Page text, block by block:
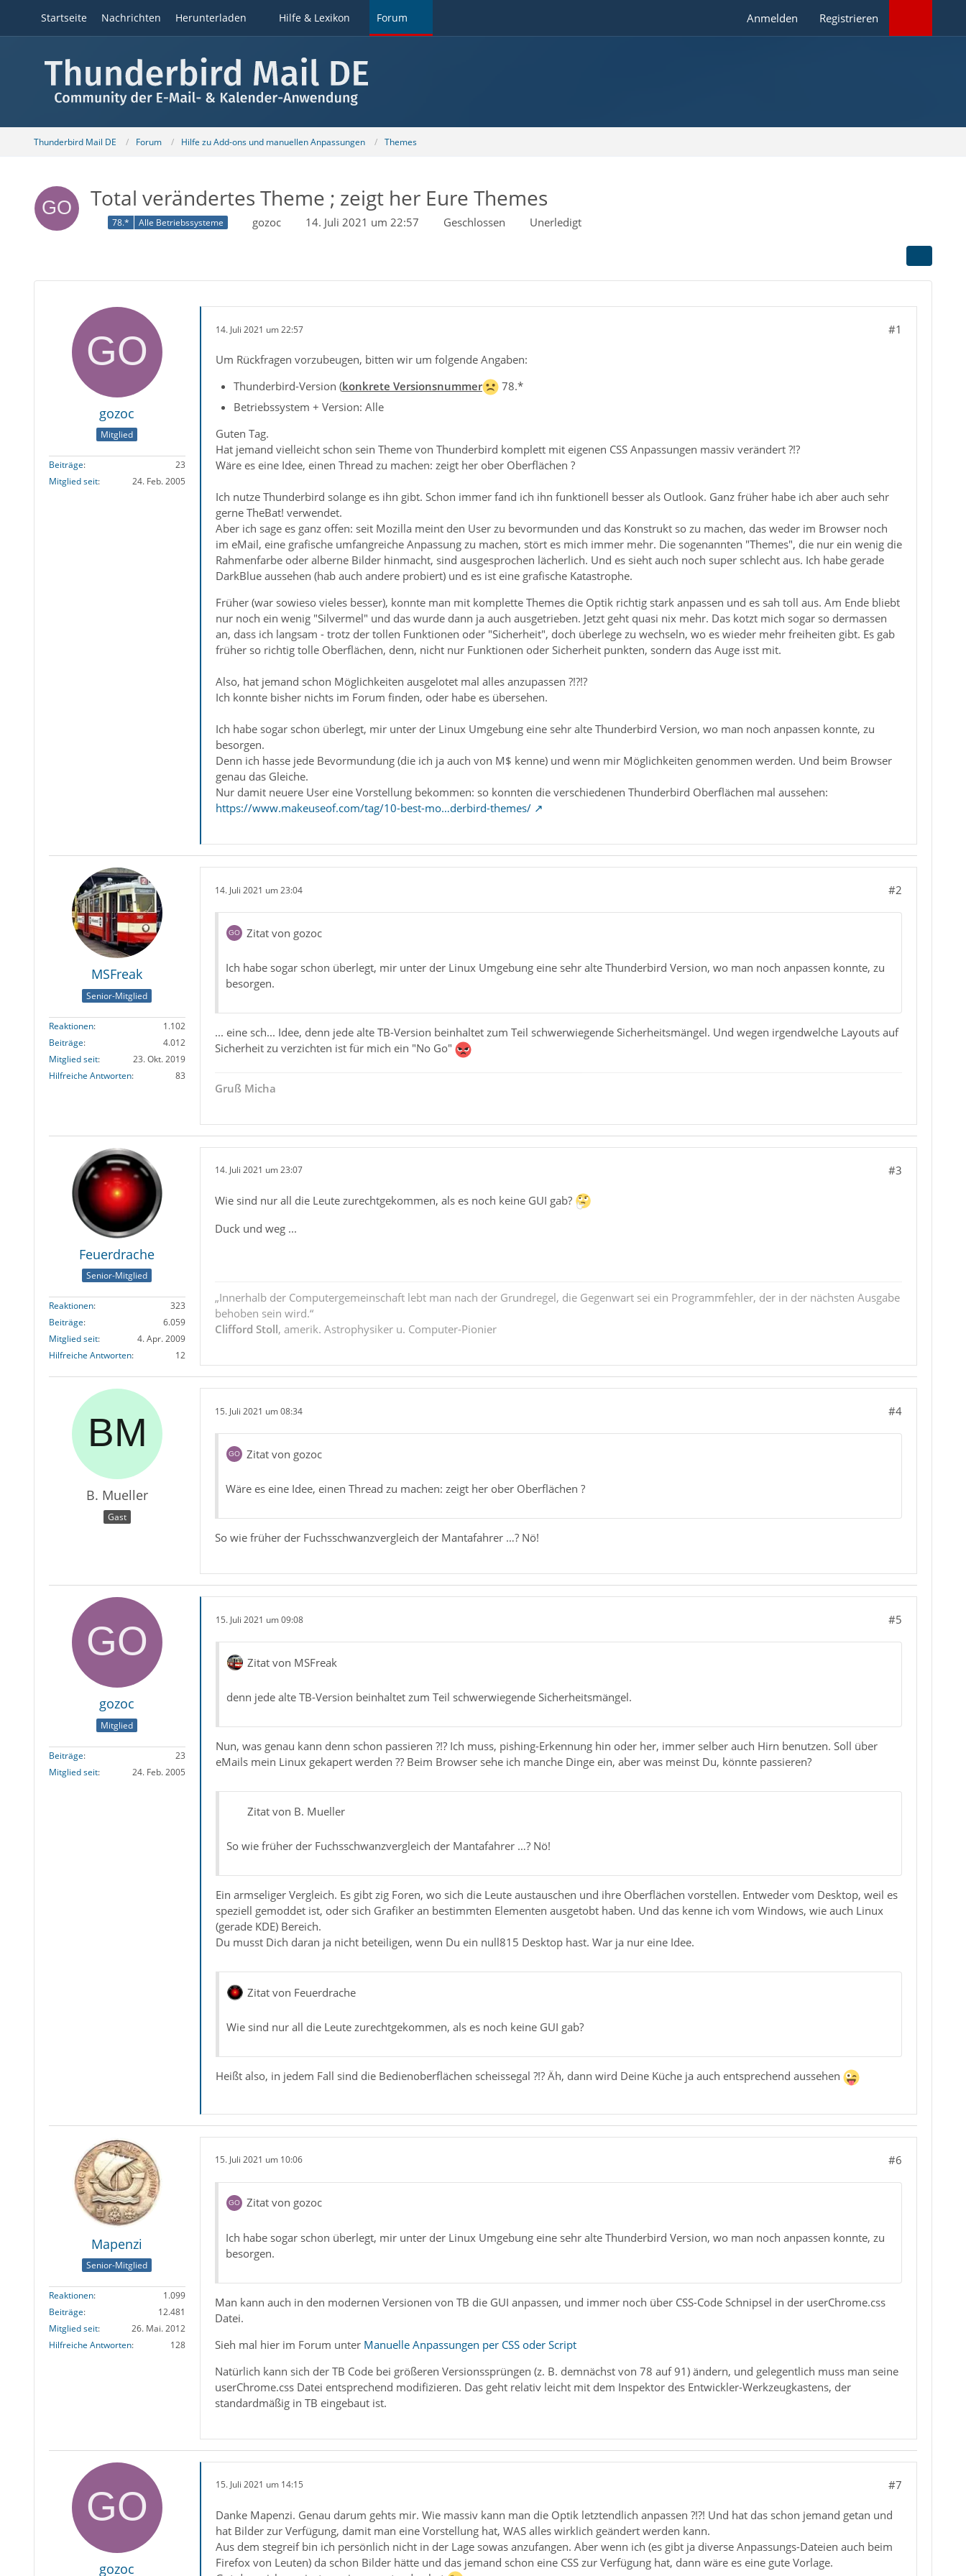
Startseite Nachrichten Herunterladen Hilfe & Lexikon Forum Anmelden Registrieren
Thunderbird Mail DE Forum Hilfe zu Add-ons und manuellen Anpassungen Themes
Total verändertes Theme ; zeigt her Eure Themes
78.* Alle Betriebssysteme gozoc 14. Juli 2021 um 22:57 Geschlossen Unerledigt
gozoc
Mitglied
Beiträge
23
Mitglied seit
24. Feb. 2005
14. Juli 2021 um 22:57 #1
Um Rückfragen vorzubeugen, bitten wir um folgende Angaben:
Thunderbird-Version (konkrete Versionsnummer
78.*
Betriebssystem + Version: Alle
Guten Tag.
Hat jemand vielleicht schon sein Theme von Thunderbird komplett mit eigenen CSS Anpassungen massiv verändert ?!?
Wäre es eine Idee, einen Thread zu machen: zeigt her ober Oberflächen ?
Ich nutze Thunderbird solange es ihn gibt. Schon immer fand ich ihn funktionell besser als Outlook. Ganz früher habe ich aber auch sehr
gerne TheBat! verwendet.
Aber ich sage es ganz offen: seit Mozilla meint den User zu bevormunden und das Konstrukt so zu machen, das weder im Browser noch
im eMail, eine grafische umfangreiche Anpassung zu machen, stört es mich immer mehr. Die sogenannten "Themes", die nur ein wenig die
Rahmenfarbe oder alberne Bilder hinmacht, sind ausgesprochen lächerlich. Und es sieht auch noch super schlecht aus. Ich habe gerade
DarkBlue aussehen (hab auch andere probiert) und es ist eine grafische Katastrophe.
Früher (war sowieso vieles besser), konnte man mit komplette Themes die Optik richtig stark anpassen und es sah toll aus. Am Ende bliebt
nur noch ein wenig "Silvermel" und das wurde dann ja auch ausgetrieben. Jetzt geht quasi nix mehr. Das kotzt mich sogar so dermassen
an, dass ich langsam - trotz der tollen Funktionen oder "Sicherheit", doch überlege zu wechseln, wo es wieder mehr freiheiten gibt. Es gab
früher so richtig tolle Oberflächen, denn, nicht nur Funktionen oder Sicherheit punkten, sondern das Auge isst mit.
Also, hat jemand schon Möglichkeiten ausgelotet mal alles anzupassen ?!?!?
Ich konnte bisher nichts im Forum finden, oder habe es übersehen.
Ich habe sogar schon überlegt, mir unter der Linux Umgebung eine sehr alte Thunderbird Version, wo man noch anpassen konnte, zu
besorgen.
Denn ich hasse jede Bevormundung (die ich ja auch von M$ kenne) und wenn mir Möglichkeiten genommen werden. Und beim Browser
genau das Gleiche.
Nur damit neuere User eine Vorstellung bekommen: so konnten die verschiedenen Thunderbird Oberflächen mal aussehen:
https://www.makeuseof.com/tag/10-best-mo…derbird-themes/
MSFreak
Senior-Mitglied
Reaktionen
1.102
Beiträge
4.012
Mitglied seit
23. Okt. 2019
Hilfreiche Antworten
83
14. Juli 2021 um 23:04 #2
Zitat von gozoc
Ich habe sogar schon überlegt, mir unter der Linux Umgebung eine sehr alte Thunderbird Version, wo man noch anpassen konnte, zu
besorgen.
... eine sch... Idee, denn jede alte TB-Version beinhaltet zum Teil schwerwiegende Sicherheitsmängel. Und wegen irgendwelche Layouts auf
Sicherheit zu verzichten ist für mich ein "No Go"
Gruß Micha
Feuerdrache
Senior-Mitglied
Reaktionen
323
Beiträge
6.059
Mitglied seit
4. Apr. 2009
Hilfreiche Antworten
12
14. Juli 2021 um 23:07 #3
Wie sind nur all die Leute zurechtgekommen, als es noch keine GUI gab?
Duck und weg ...
„Innerhalb der Computergemeinschaft lebt man nach der Grundregel, die Gegenwart sei ein Programmfehler, der in der nächsten Ausgabe
behoben sein wird.“
Clifford Stoll, amerik. Astrophysiker u. Computer-Pionier
B. Mueller
Gast
15. Juli 2021 um 08:34 #4
Zitat von gozoc
Wäre es eine Idee, einen Thread zu machen: zeigt her ober Oberflächen ?
So wie früher der Fuchsschwanzvergleich der Mantafahrer …? Nö!
gozoc
Mitglied
Beiträge
23
Mitglied seit
24. Feb. 2005
15. Juli 2021 um 09:08 #5
Zitat von MSFreak
denn jede alte TB-Version beinhaltet zum Teil schwerwiegende Sicherheitsmängel.
Nun, was genau kann denn schon passieren ?!? Ich muss, pishing-Erkennung hin oder her, immer selber auch Hirn benutzen. Soll über
eMails mein Linux gekapert werden ?? Beim Browser sehe ich manche Dinge ein, aber was meinst Du, könnte passieren?
Zitat von B. Mueller
So wie früher der Fuchsschwanzvergleich der Mantafahrer …? Nö!
Ein armseliger Vergleich. Es gibt zig Foren, wo sich die Leute austauschen und ihre Oberflächen vorstellen. Entweder vom Desktop, weil es
speziell gemoddet ist, oder sich Grafiker an bestimmten Elementen ausgetobt haben. Und das kenne ich vom Windows, wie auch Linux
(gerade KDE) Bereich.
Du musst Dich daran ja nicht beteiligen, wenn Du ein null815 Desktop hast. War ja nur eine Idee.
Zitat von Feuerdrache
Wie sind nur all die Leute zurechtgekommen, als es noch keine GUI gab?
Heißt also, in jedem Fall sind die Bedienoberflächen scheissegal ?!? Äh, dann wird Deine Küche ja auch entsprechend aussehen
Mapenzi
Senior-Mitglied
Reaktionen
1.099
Beiträge
12.481
Mitglied seit
26. Mai. 2012
Hilfreiche Antworten
128
15. Juli 2021 um 10:06 #6
Zitat von gozoc
Ich habe sogar schon überlegt, mir unter der Linux Umgebung eine sehr alte Thunderbird Version, wo man noch anpassen konnte, zu
besorgen.
Man kann auch in den modernen Versionen von TB die GUI anpassen, und immer noch über CSS-Code Schnipsel in der userChrome.css
Datei.
Sieh mal hier im Forum unter Manuelle Anpassungen per CSS oder Script
Natürlich kann sich der TB Code bei größeren Versionssprüngen (z. B. demnächst von 78 auf 91) ändern, und gelegentlich muss man seine
userChrome.css Datei entsprechend modifizieren. Das geht relativ leicht mit dem Inspektor des Entwickler-Werkzeugkastens, der
standardmäßig in TB eingebaut ist.
gozoc
15. Juli 2021 um 14:15 #7
Danke Mapenzi. Genau darum gehts mir. Wie massiv kann man die Optik letztendlich anpassen ?!?! Und hat das schon jemand getan und
hat Bilder zur Verfügung, damit man eine Vorstellung hat, WAS alles wirklich geändert werden kann.
Aus dem stegreif bin ich persönlich nicht in der Lage sowas anzufangen. Aber wenn ich (es gibt ja diverse Anpassungs-Dateien auch beim
Firefox von Leuten) da schon Bilder hätte und das jemand schon eine CSS zur Verfügung hat, dann wäre es eine gute Vorlage.